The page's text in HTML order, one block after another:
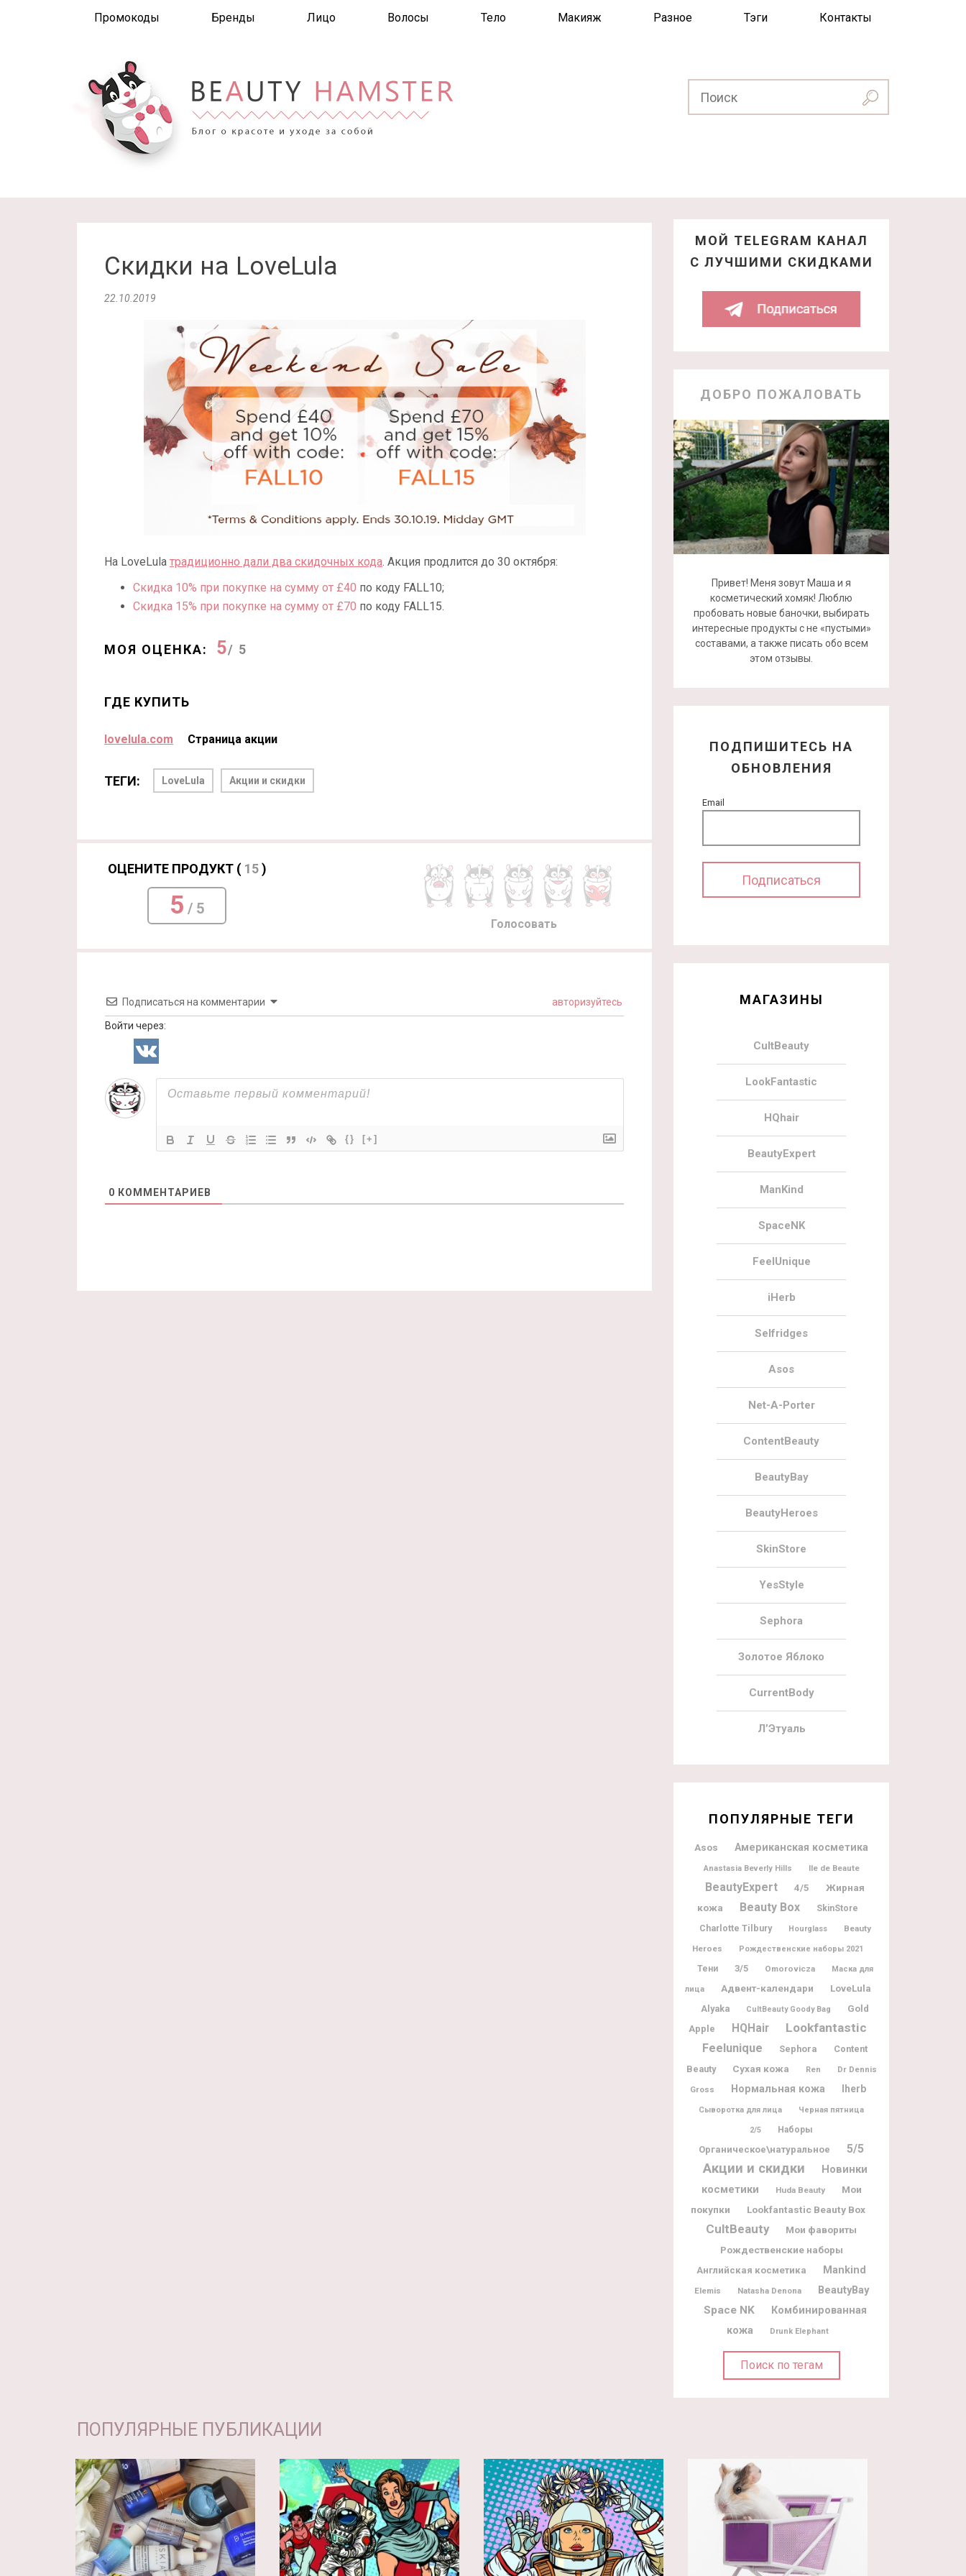
Промокоды Бренды Лицо Волосы Тело Макияж Разное Тэги Контакты
Скидки на LoveLula
22.10.2019
На LoveLula традиционно дали два скидочных кода. Акция продлится до 30 октября:
Скидка 10% при покупке на сумму от £40 по коду FALL10;
Скидка 15% при покупке на сумму от £70 по коду FALL15.
МОЯ ОЦЕНКА: 5/ 5
ГДЕ КУПИТЬ
lovelula.com Страница акции
ТЕГИ: LoveLula Акции и скидки
ОЦЕНИТЕ ПРОДУКТ ( 15)
5 / 5
Голосовать
Подписаться на комментарии авторизуйтесь
Войти через:
{} [+]
0 КОММЕНТАРИЕВ
МОЙ TELEGRAM КАНАЛ
С ЛУЧШИМИ СКИДКАМИ
ДОБРО ПОЖАЛОВАТЬ
Привет! Меня зовут Маша и я
косметический хомяк! Люблю
пробовать новые баночки, выбирать
интересные продукты с не «пустыми»
составами, а также писать обо всем
этом отзывы.
ПОДПИШИТЕСЬ НА
ОБНОВЛЕНИЯ
Email
МАГАЗИНЫ
CultBeauty
LookFantastic
HQhair
BeautyExpert
ManKind
SpaceNK
FeelUnique
iHerb
Selfridges
Asos
Net-A-Porter
ContentBeauty
BeautyBay
BeautyHeroes
SkinStore
YesStyle
Sephora
Золотое Яблоко
CurrentBody
Л’Этуаль
ПОПУЛЯРНЫЕ ТЕГИ
Asos Американская косметика
Anastasia Beverly Hills Ile de Beaute
BeautyExpert 4/5
Жирная
кожа
Beauty Box SkinStore
Charlotte Tilbury Hourglass
Beauty
Heroes
Рождественские наборы 2021
Тени 3/5 Omorovicza Маска для
лица Адвент-календари
LoveLula
Alyaka
CultBeauty Goody Bag
Gold
Apple
HQHair Lookfantastic
Feelunique Sephora
Content
Beauty
Сухая кожа Ren
Dr Dennis
Gross
Нормальная кожа Iherb
Сыворотка для лица Черная пятница
2/5 Наборы
Органическое\натуральное 5/5
Акции и скидки
Новинки
косметики
Huda Beauty
Мои
покупки
Lookfantastic Beauty Box
CultBeauty
Мои фавориты
Рождественские наборы
Английская косметика Mankind
Elemis Natasha Denona
BeautyBay
Space NK
Комбинированная
кожа
Drunk Elephant
Поиск по тегам
ПОПУЛЯРНЫЕ ПУБЛИКАЦИИ